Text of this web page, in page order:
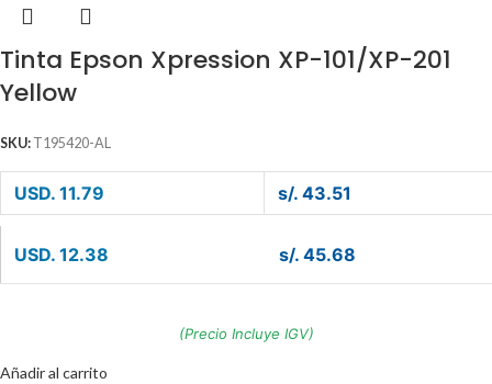
Tinta Epson Xpression XP-101/XP-201
Yellow
SKU: T195420-AL
USD. 11.79 s/. 43.51
USD. 12.38 s/. 45.68
(Precio Incluye IGV)
Añadir al carrito